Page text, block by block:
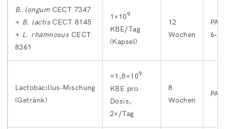
B. longum CECT 7347
+ B. lactisCECT 8145
+ L. rhamnosus CECT
8361
1×109
KBE/Tag
(Kapsel)
12
Wochen
Lactobacillus‑Mischung
(Getränk)
≈1,8×109
KBE pro
Dosis,
2×/Tag
8
Wochen